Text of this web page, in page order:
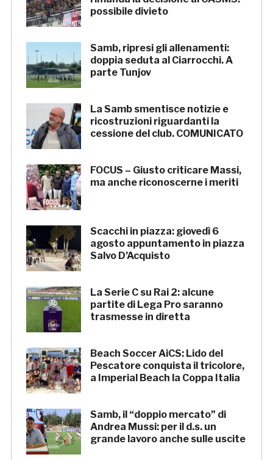
possibile divieto
Samb, ripresi gli allenamenti:
doppia seduta al Ciarrocchi. A
parte Tunjov
La Samb smentisce notizie e
ricostruzioni riguardanti la
cessione del club. COMUNICATO
FOCUS – Giusto criticare Massi,
ma anche riconoscerne i meriti
Scacchi in piazza: giovedì 6
agosto appuntamento in piazza
Salvo D’Acquisto
La Serie C su Rai 2: alcune
partite di Lega Pro saranno
trasmesse in diretta
Beach Soccer AiCS: Lido del
Pescatore conquista il tricolore,
a Imperial Beach la Coppa Italia
Samb, il “doppio mercato” di
Andrea Mussi: per il d.s. un
grande lavoro anche sulle uscite